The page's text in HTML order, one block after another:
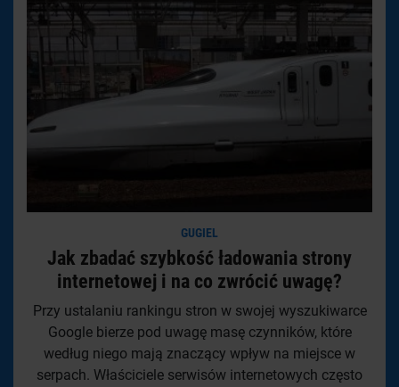
GUGIEL
Jak zbadać szybkość ładowania strony
internetowej i na co zwrócić uwagę?
Przy ustalaniu rankingu stron w swojej wyszukiwarce
Google bierze pod uwagę masę czynników, które
według niego mają znaczący wpływ na miejsce w
serpach. Właściciele serwisów internetowych często